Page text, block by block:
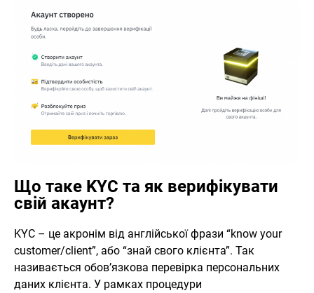
Що таке KYC та як верифікувати
свій акаунт?
KYC – це акронім від англійської фрази “know your
customer/client”, або “знай свого клієнта”. Так
називається обов’язкова перевірка персональних
даних клієнта. У рамках процедури